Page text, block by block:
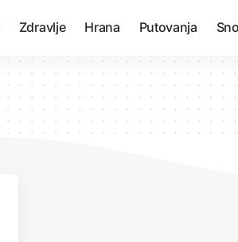
Zdravlje Hrana Putovanja